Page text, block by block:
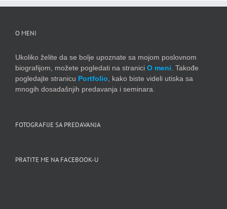
O MENI
Ukoliko želite da se bolje upoznate sa mojom poslovnom
biografijom, možete pogledati na stranici O meni . Takođe
pogledajte stranicu Portfolio , kako biste videli utiska sa
mnogih dosadašnjih predavanja i seminara.
FOTOGRAFIJE SA PREDAVANJA
PRATITE ME NA FACEBOOK-U